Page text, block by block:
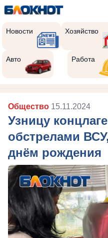
Новости Хозяйство
Авто Работа
Общество 15.11.2024
Узницу
обстрелами
днём рождения